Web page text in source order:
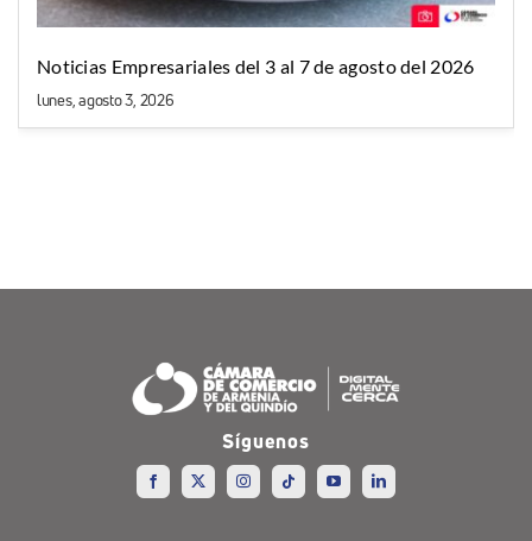
Noticias Empresariales del 3 al 7 de agosto del 2026
lunes, agosto 3, 2026
Síguenos